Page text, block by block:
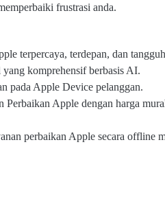
frustrasi anda.
terpercaya, terdepan, dan tangguh
komprehensif berbasis AI.
pada Apple Device pelanggan.
Perbaikan Apple dengan harga
perbaikan Apple secara offline